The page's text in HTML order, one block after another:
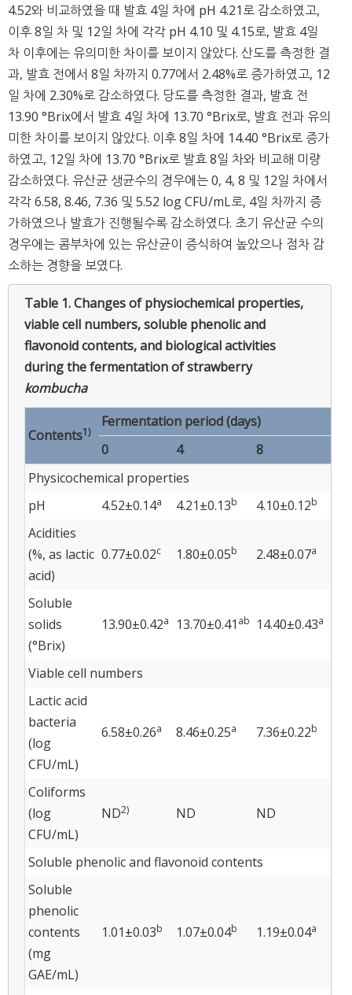
4.52와 비교하였을 때 발효 4일 차에 pH 4.21로 감소하였고,
이후 8일 차 및 12일 차에 각각 pH 4.10 및 4.15로, 발효 4일
차 이후에는 유의미한 차이를 보이지 않았다. 산도를 측정한 결
과, 발효 전에서 8일 차까지 0.77에서 2.48%로 증가하였고, 12
일 차에 2.30%로 감소하였다. 당도를 측정한 결과, 발효 전
13.90 °Brix에서 발효 4일 차에 13.70 °Brix로, 발효 전과 유의
미한 차이를 보이지 않았다. 이후 8일 차에 14.40 °Brix로 증가
하였고, 12일 차에 13.70 °Brix로 발효 8일 차와 비교해 미량
감소하였다. 유산균 생균수의 경우에는 0, 4, 8 및 12일 차에서
각각 6.58, 8.46, 7.36 및 5.52 log CFU/mL로, 4일 차까지 증
가하였으나 발효가 진행될수록 감소하였다. 초기 유산균 수의
경우에는 콤부차에 있는 유산균이 증식하여 높았으나 점차 감
소하는 경향을 보였다.
Table 1.Changes of physiochemical properties,
viable cell numbers, soluble phenolic and
flavonoid contents, and biological activities
during the fermentation of strawberry
kombucha
Contents1)
Fermentation period (days)
0
4 8
Physicochemical properties
pH
4.52±0.14a 4.21±0.13b 4.10±0.12b
Acidities
(%, as lactic
acid)
0.77±0.02c 1.80±0.05b 2.48±0.07a
Soluble
solids
(°Brix)
13.90±0.42a 13.70±0.41 ab 14.40±0.43a
Viable cell numbers
Lactic acid
bacteria
(log
CFU/mL)
6.58±0.26a 8.46±0.25a 7.36±0.22b
Coliforms
(log
CFU/mL)
ND2) ND ND
Soluble phenolic and flavonoid contents
Soluble
phenolic
contents
(mg
GAE/mL)
1.01±0.03b 1.07±0.04b 1.19±0.04a